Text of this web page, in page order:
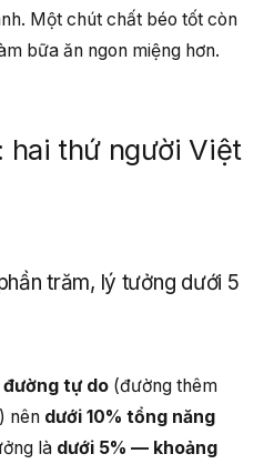
Một chút chất béo tốt còn
bữa ăn ngon miệng hơn.
hai thứ người Việt
trăm, lý tưởng dưới 5
đường tự do (đường thêm
nên dưới 10% tổng năng
là dưới 5% — khoảng